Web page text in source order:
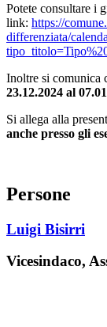
Potete consultare i
link: https://
differenziata/
Inoltre si comunica
23.12.2024 al
Si allega alla
anche presso gli
Persone
Luigi Bisirri
Vicesindaco,